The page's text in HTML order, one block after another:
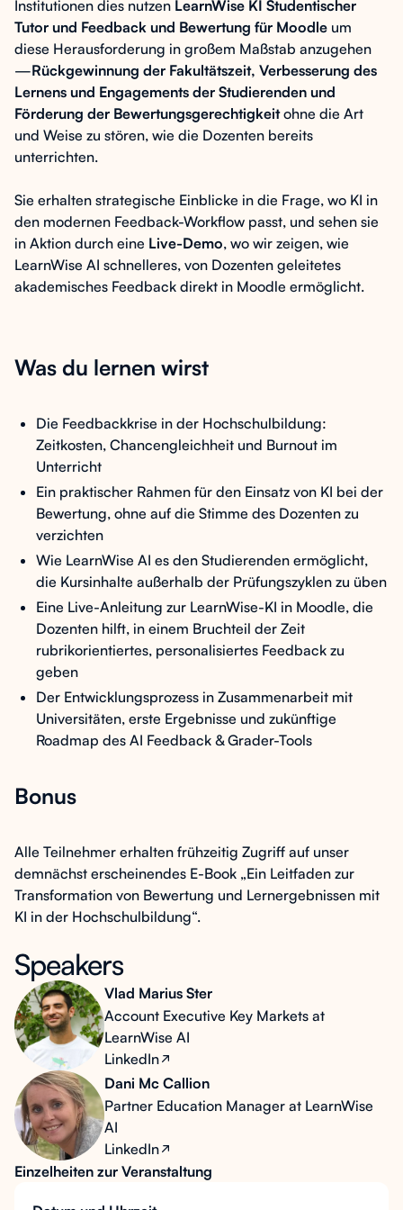
Institutionen dies nutzen LearnWise KI Studentischer
Tutor und Feedback und Bewertung für Moodle um
diese Herausforderung in großem Maßstab anzugehen
—Rückgewinnung der Fakultätszeit, Verbesserung des
Lernens und Engagements der Studierenden und
Förderung der Bewertungsgerechtigkeitohne die Art
und Weise zu stören, wie die Dozenten bereits
unterrichten.
Sie erhalten strategische Einblicke in die Frage, wo KI in
den modernen Feedback-Workflow passt, und sehen sie
in Aktion durch eine Live-Demo, wo wir zeigen, wie
LearnWise AI schnelleres, von Dozenten geleitetes
akademisches Feedback direkt in Moodle ermöglicht.
Was du lernen wirst
Die Feedbackkrise in der Hochschulbildung:
Zeitkosten, Chancengleichheit und Burnout im
Unterricht
Ein praktischer Rahmen für den Einsatz von KI bei der
Bewertung, ohne auf die Stimme des Dozenten zu
verzichten
Wie LearnWise AI es den Studierenden ermöglicht,
die Kursinhalte außerhalb der Prüfungszyklen zu üben
Eine Live-Anleitung zur LearnWise-KI in Moodle, die
Dozenten hilft, in einem Bruchteil der Zeit
rubrikorientiertes, personalisiertes Feedback zu
geben
Der Entwicklungsprozess in Zusammenarbeit mit
Universitäten, erste Ergebnisse und zukünftige
Roadmap des AI Feedback & Grader-Tools
Bonus
Alle Teilnehmer erhalten frühzeitig Zugriff auf unser
demnächst erscheinendes E-Book „Ein Leitfaden zur
Transformation von Bewertung und Lernergebnissen mit
KI in der Hochschulbildung“.
Speakers
Vlad Marius Ster
Account Executive Key Markets at
LearnWise AI
LinkedIn
Dani Mc Callion
Partner Education Manager at LearnWise
AI
LinkedIn
Einzelheiten zur Veranstaltung